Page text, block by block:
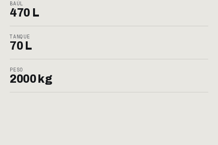
BAÚL
470 L
TANQUE
70 L
PESO
2000 kg